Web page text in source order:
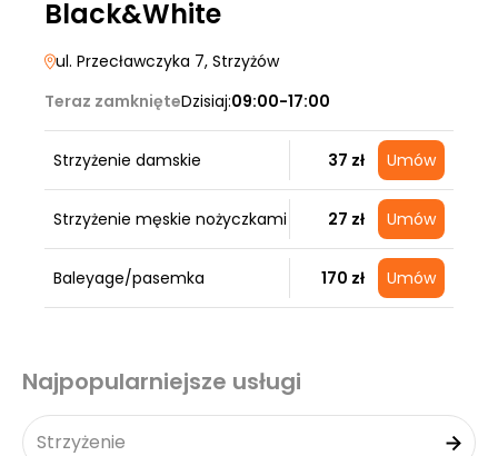
Black&White
ul. Przecławczyka 7, Strzyżów
Teraz zamknięteDzisiaj:09:00-17:00
Strzyżenie damskie 37 zł Umów
Strzyżenie męskie nożyczkami 27 zł Umów
Baleyage/pasemka 170 zł Umów
Najpopularniejsze usługi
Strzyżenie